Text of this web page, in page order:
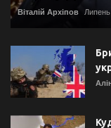
Віталій Архіпов